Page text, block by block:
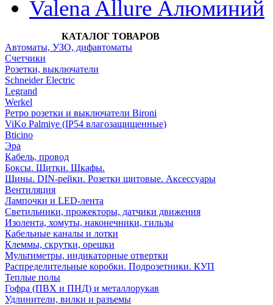
Valena Allure Алюминий
КАТАЛОГ ТОВАРОВ
Автоматы, УЗО, дифавтоматы
Счетчики
Розетки, выключатели
Schneider Electric
Legrand
Werkel
Ретро розетки и выключатели Bironi
ViKo Palmiye (IP54 влагозащищенные)
Bticino
Эра
Кабель, провод
Боксы. Щитки. Шкафы.
Шины. DIN-рейки. Розетки щитовые. Аксессуары
Вентиляция
Лампочки и LED-лента
Светильники, прожекторы, датчики движения
Изолента, хомуты, наконечники, гильзы
Кабельные каналы и лотки
Клеммы, скрутки, орешки
Мультиметры, индикаторные отвертки
Распределительные коробки. Подрозетники. КУП
Теплые полы
Гофра (ПВХ и ПНД) и металлорукав
Удлинители, вилки и разъемы